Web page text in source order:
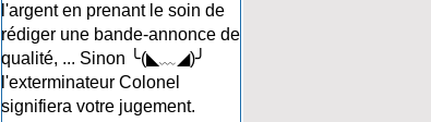
l'argent en prenant le soin de
rédiger une bande-annonce de
qualité, ... Sinon ╰(◣﹏◢)╯
l'exterminateur Colonel
signifiera votre jugement.